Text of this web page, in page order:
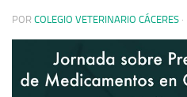
POR COLEGIO VETERINARIO CÁCERES ·